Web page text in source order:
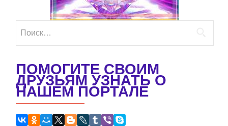
ПОМОГИТЕ СВОИМ
ДРУЗЬЯМ УЗНАТЬ О
НАШЕМ ПОРТАЛЕ